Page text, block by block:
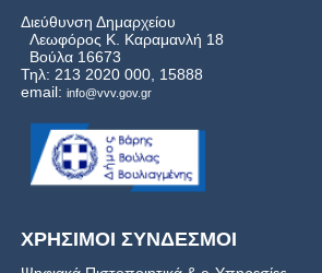
Διεύθυνση Δημαρχείου
Λεωφόρος Κ. Καραμανλή 18
Βούλα 16673
Τηλ: 213 2020 000, 15888
email: info@vvv.gov.gr
ΧΡΗΣΙΜΟΙ ΣΥΝΔΕΣΜΟΙ